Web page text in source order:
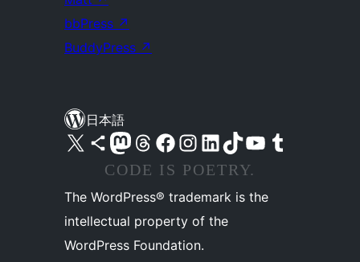
bbPress ↗
BuddyPress ↗
日本語
X (旧 Twitter) アカウントへ Bluesky アカウントへ Mastodon アカウントへ Threads アカウントへ Facebook ページへ Instagram アカウントへ LinkedIn アカウントへTikTok アカウントへ YouTube チャンネルへ Tumblr アカウントへ
CODE IS POETRY.
The WordPress® trademark is the
intellectual property of the
WordPress Foundation.